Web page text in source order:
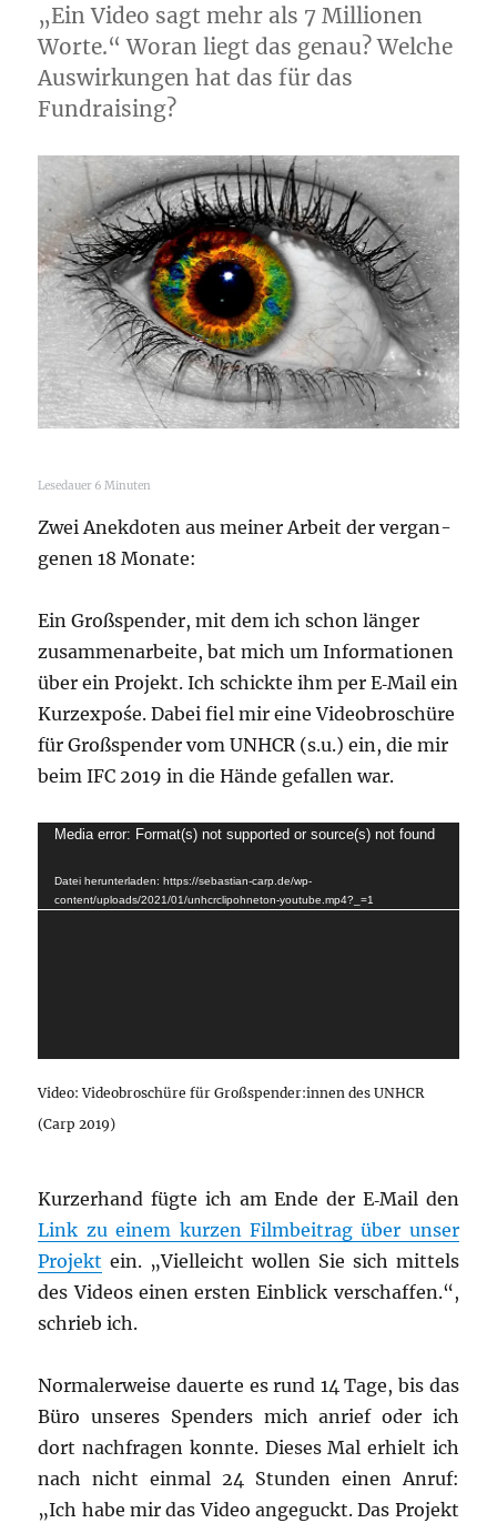
„Ein Video sagt mehr als 7 Mil­lio­nen
Wor­te.“ Wor­an liegt das genau? Wel­che
Aus­wir­kun­gen hat das für das
Fundraising?
Lese­dau­er 6 Minu­ten
Zwei Anek­do­ten aus mei­ner Arbeit der ver­gan­
ge­nen 18 Monate:
Ein Groß­spen­der, mit dem ich schon län­ger
zusam­men­ar­bei­te, bat mich um Infor­ma­tio­nen
über ein Pro­jekt. Ich schick­te ihm per E‑Mail ein
Kurz­ex­pośe. Dabei fiel mir eine Video­bro­schü­re
für Groß­spen­der vom UNHCR (s.u.) ein, die mir
beim IFC 2019 in die Hän­de gefal­len war.
Video-
Media error: Format(s) not supported or source(s) not found
Datei herunterladen: https://sebastian-carp.de/wp-
content/uploads/2021/01/unhcrclipohneton-youtube.mp4?_=1
Video: Video­bro­schü­re für Großspender:innen des UNHCR
(Carp 2019)
Kur­zer­hand füg­te ich am Ende der E‑Mail den
Link zu einem kur­zen Film­bei­trag über unser
Pro­jekt ein. „Viel­leicht wol­len Sie sich mit­tels
des Vide­os einen ers­ten Ein­blick ver­schaf­fen.“,
schrieb ich.
Nor­ma­ler­wei­se dau­er­te es rund 14 Tage, bis das
Büro unse­res Spen­ders mich anrief oder ich
dort nach­fra­gen konn­te. Die­ses Mal erhielt ich
nach nicht ein­mal 24 Stun­den einen Anruf:
„Ich habe mir das Video ange­guckt. Das Pro­jekt